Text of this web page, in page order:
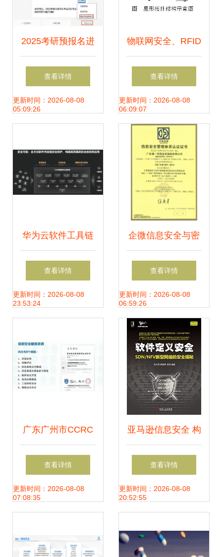
2025考研预报名进
行中 这11个事项与
网络信息安全软件
注点
查看详情
更新时间：2026-08-08
05:09:26
物联网安全、RFID
原理与网络信息安
全技术详解
查看详情
更新时间：2026-08-08
06:09:07
华为云软件工具链
筑牢数字政府研发
新基，赋能网络信
查看详情
更新时间：2026-08-08
23:53:24
企微信息安全与密
码管理——筑牢企
业数字资产防护墙
查看详情
更新时间：2026-08-08
06:59:26
广东广州市CCRC
信息安全服务资质
网络与信息安全软
查看详情
更新时间：2026-08-08
07:08:35
亚马逊信息安全 构
筑坚不可摧的云上
安全防线
查看详情
更新时间：2026-08-08
20:52:55